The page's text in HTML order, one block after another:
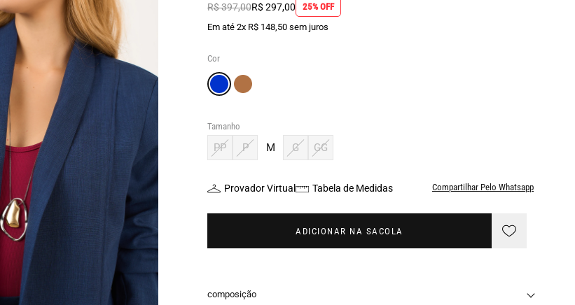
R$ 397,00R$ 297,00
25% OFF
Em até 2x R$ 148,50 sem juros
Cor
Tamanho
PP P M G GG
Provador Virtual Tabela de Medidas Compartilhar Pelo Whatsapp
ADICIONAR NA SACOLA
composição